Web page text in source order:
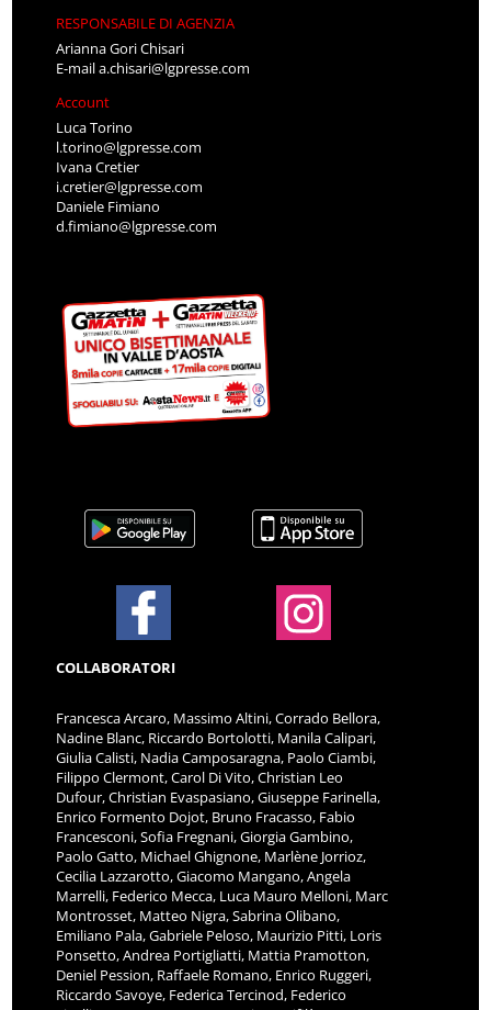
RESPONSABILE DI AGENZIA
Arianna Gori Chisari
E-maila.chisari@lgpresse.com
Account
Luca Torino
l.torino@lgpresse.com
Ivana Cretier
i.cretier@lgpresse.com
Daniele Fimiano
d.fimiano@lgpresse.com
COLLABORATORI
Francesca Arcaro, Massimo Altini, Corrado Bellora,
Nadine Blanc, Riccardo Bortolotti, Manila Calipari,
Giulia Calisti, Nadia Camposaragna, Paolo Ciambi,
Filippo Clermont, Carol Di Vito, Christian Leo
Dufour, Christian Evaspasiano, Giuseppe Farinella,
Enrico Formento Dojot, Bruno Fracasso, Fabio
Francesconi, Sofia Fregnani, Giorgia Gambino,
Paolo Gatto, Michael Ghignone, Marlène Jorrioz,
Cecilia Lazzarotto, Giacomo Mangano, Angela
Marrelli, Federico Mecca, Luca Mauro Melloni, Marc
Montrosset, Matteo Nigra, Sabrina Olibano,
Emiliano Pala, Gabriele Peloso, Maurizio Pitti, Loris
Ponsetto, Andrea Portigliatti, Mattia Pramotton,
Deniel Pession, Raffaele Romano, Enrico Ruggeri,
Riccardo Savoye, Federica Tercinod, Federico